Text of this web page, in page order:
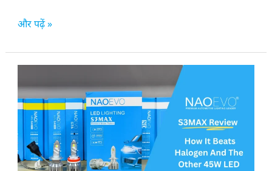
और पढ़ें »
समीक्षा
|
हैलोजन
और